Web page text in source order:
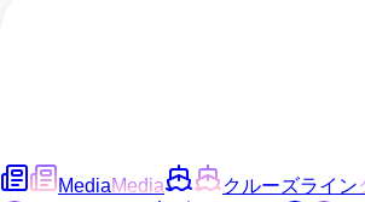
MediaMedia クルーズライン